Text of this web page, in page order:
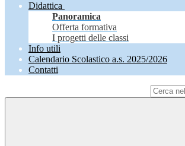
Didattica
Panoramica
Offerta formativa
I progetti delle classi
Info utili
Calendario Scolastico a.s. 2025/2026
Contatti